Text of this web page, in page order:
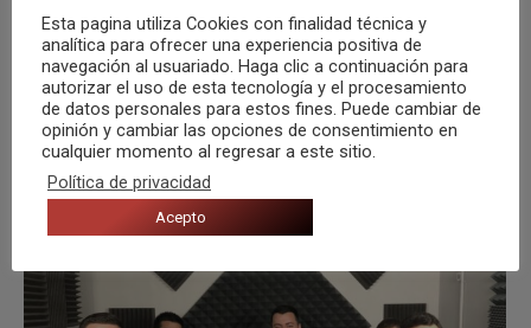
artistas Vodafone Yu Music Talent
Esta pagina utiliza Cookies con finalidad técnica y
analítica para ofrecer una experiencia positiva de
navegación al usuariado. Haga clic a continuación para
autorizar el uso de esta tecnología y el procesamiento
de datos personales para estos fines. Puede cambiar de
opinión y cambiar las opciones de consentimiento en
cualquier momento al regresar a este sitio.
Política de privacidad
Acepto